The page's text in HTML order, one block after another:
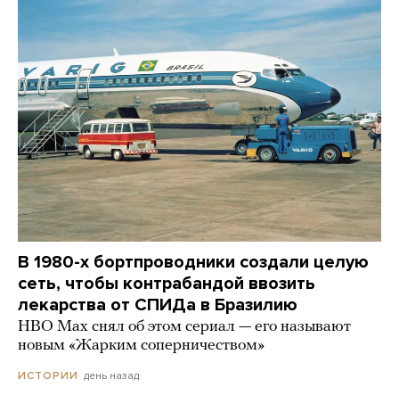
В 1980-х бортпроводники создали целую
сеть, чтобы контрабандой ввозить
лекарства от СПИДа в Бразилию
HBO Max снял об этом сериал — его называют
новым «Жарким соперничеством»
ИСТОРИИ день назад